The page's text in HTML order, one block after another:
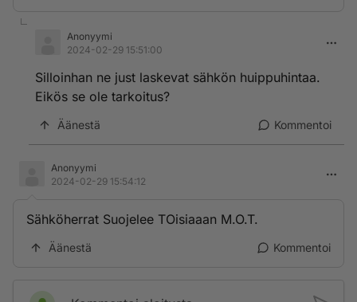
Anonyymi
2024-02-29 15:51:00
Silloinhan ne just laskevat sähkön huippuhintaa.
Eikös se ole tarkoitus?
Äänestä Kommentoi
Anonyymi
2024-02-29 15:54:12
Sähköherrat Suojelee TOisiaaan M.O.T.
Äänestä Kommentoi